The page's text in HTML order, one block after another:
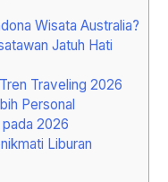
Wisata Australia?
Jatuh Hati
Traveling 2026
Personal
2026
Liburan